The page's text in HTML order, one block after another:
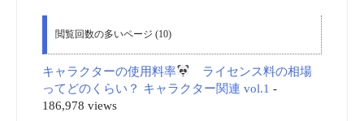
閲覧回数の多いページ (10)
キャラクターの使用料率
ライセンス料の相場
ってどのくらい？ キャラクター関連 vol.1 -
186,978 views